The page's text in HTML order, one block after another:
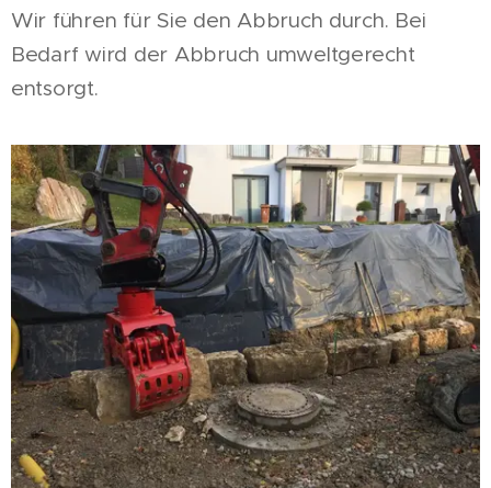
Wir führen für Sie den Abbruch durch. Bei
Bedarf wird der Abbruch umweltgerecht
entsorgt.